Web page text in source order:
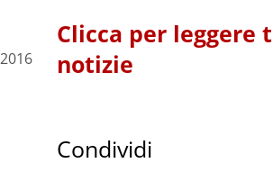
Clicca per leggere
notizie
Condividi